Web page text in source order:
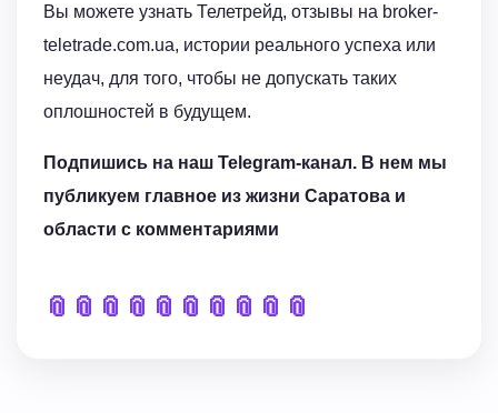
Вы можете узнать Телетрейд, отзывы на broker-
teletrade.com.ua, истории реального успеха или
неудач, для того, чтобы не допускать таких
оплошностей в будущем.
Подпишись на наш Telegram-канал. В нем мы
публикуем главное из жизни Саратова и
области с комментариями
📎 📎 📎 📎 📎 📎 📎 📎 📎 📎